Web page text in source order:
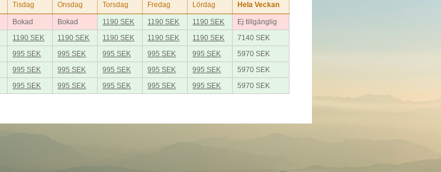
Tisdag Onsdag Torsdag Fredag Lördag Hela Veckan
Bokad Bokad 1190 SEK 1190 SEK 1190 SEK
Ej tillgänglig
1190 SEK 1190 SEK 1190 SEK 1190 SEK 1190 SEK
7140 SEK
995 SEK 995 SEK 995 SEK 995 SEK 995 SEK
5970 SEK
995 SEK 995 SEK 995 SEK 995 SEK 995 SEK
5970 SEK
995 SEK 995 SEK 995 SEK 995 SEK 995 SEK 5970 SEK